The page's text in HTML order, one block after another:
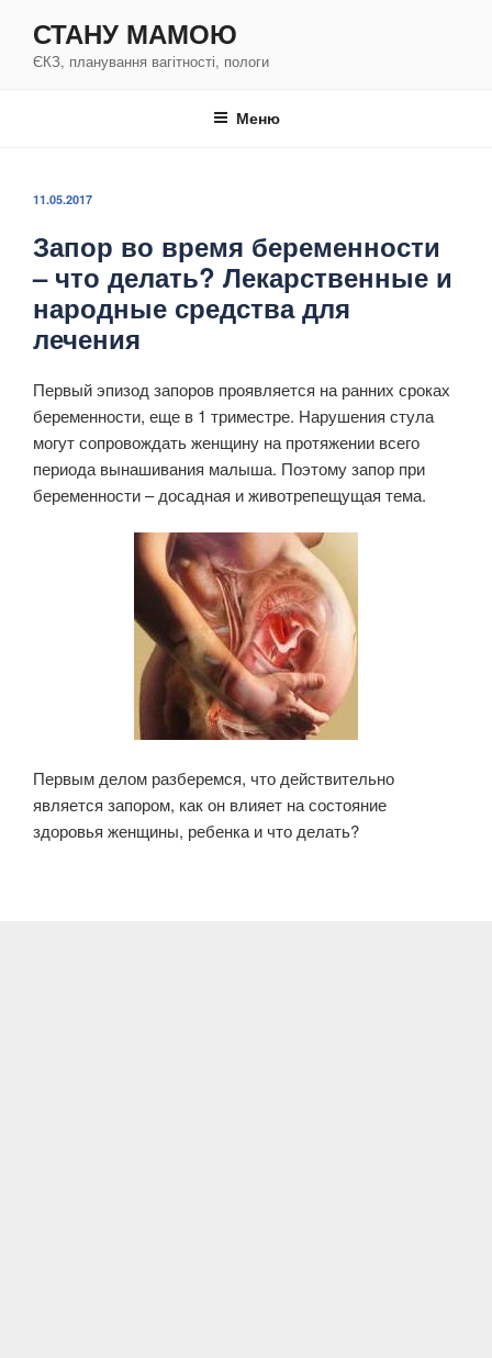
содержимому
СТАНУ МАМОЮ
ЄКЗ, планування вагітності, пологи
Меню
ОПУБЛИКОВАНО
11.05.2017
Запор во время беременности
– что делать? Лекарственные и
народные средства для
лечения
Первый эпизод запоров проявляется на ранних сроках
беременности, еще в 1 триместре. Нарушения стула
могут сопровождать женщину на протяжении всего
периода вынашивания малыша. Поэтому запор при
беременности – досадная и животрепещущая тема.
Первым делом разберемся, что действительно
является запором, как он влияет на состояние
здоровья женщины, ребенка и что делать?